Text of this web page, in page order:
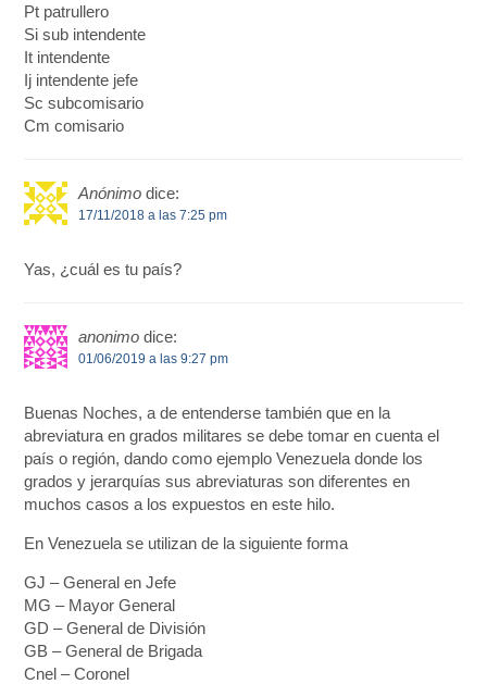
Pt patrullero
Si sub intendente
It intendente
Ij intendente jefe
Sc subcomisario
Cm comisario
Anónimo dice:
17/11/2018 a las 7:25 pm
Yas, ¿cuál es tu país?
anonimo dice:
01/06/2019 a las 9:27 pm
Buenas Noches, a de entenderse también que en la
abreviatura en grados militares se debe tomar en cuenta el
país o región, dando como ejemplo Venezuela donde los
grados y jerarquías sus abreviaturas son diferentes en
muchos casos a los expuestos en este hilo.
En Venezuela se utilizan de la siguiente forma
GJ – General en Jefe
MG – Mayor General
GD – General de División
GB – General de Brigada
Cnel – Coronel